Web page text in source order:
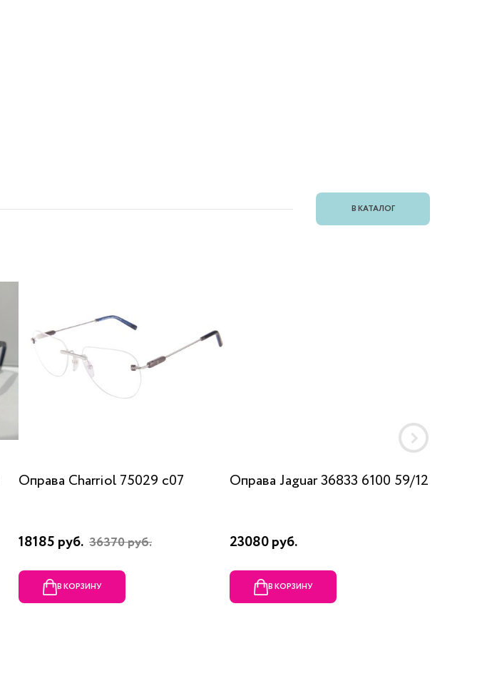
В КАТАЛОГ
Оправа Charriol 75029 c07
18185 руб. 36370 руб.
В КОРЗИНУ
Оправа Jaguar 36833 6100 59/12
23080 руб.
В КОРЗИНУ